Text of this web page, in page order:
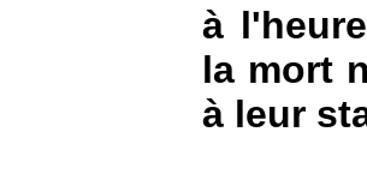
à
la mort
à leur